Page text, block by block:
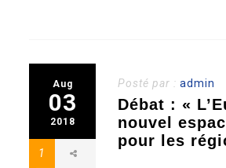
Aug
03
2018
1
Posté par :admin
Débat : «
nouvel
pour les